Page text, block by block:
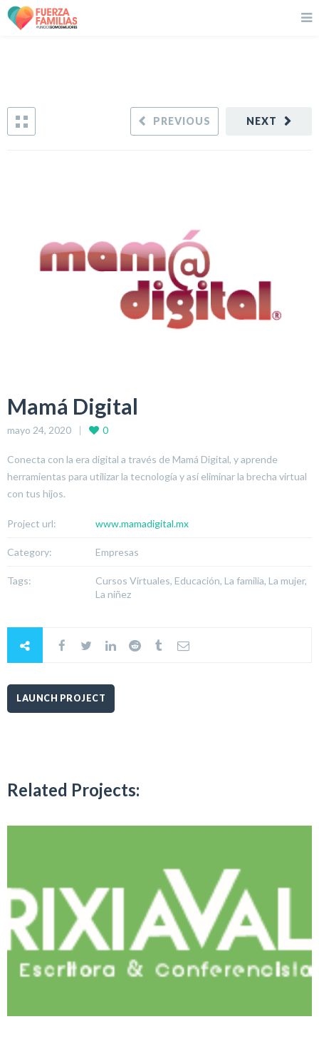
NEXT
PREVIOUS
Mamá Digital
mayo 24, 2020 0
Conecta con la era digital a través de Mamá Digital, y aprende
herramientas para utilizar la tecnología y así eliminar la brecha virtual
con tus hijos.
Project url: www.mamadigital.mx
Category: Empresas
Tags:
Cursos Virtuales, Educación, La familia, La mujer,
La niñez
LAUNCH PROJECT
Related Projects: